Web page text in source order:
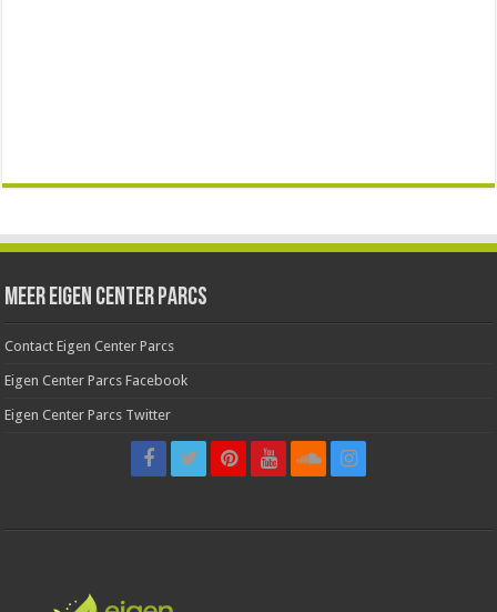
Meer Eigen Center Parcs
Contact Eigen Center Parcs
Eigen Center Parcs Facebook
Eigen Center Parcs Twitter